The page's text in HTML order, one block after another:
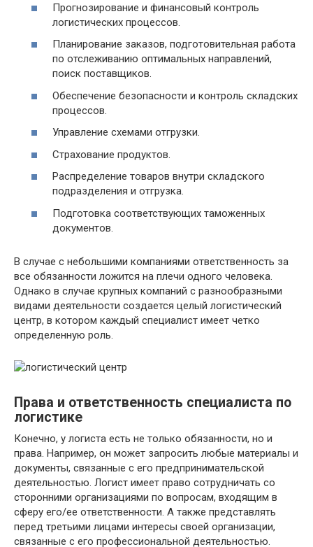
Прогнозирование и финансовый контроль
логистических процессов.
Планирование заказов, подготовительная работа
по отслеживанию оптимальных направлений,
поиск поставщиков.
Обеспечение безопасности и контроль складских
процессов.
Управление схемами отгрузки.
Страхование продуктов.
Распределение товаров внутри складского
подразделения и отгрузка.
Подготовка соответствующих таможенных
документов.
В случае с небольшими компаниями ответственность за
все обязанности ложится на плечи одного человека.
Однако в случае крупных компаний с разнообразными
видами деятельности создается целый логистический
центр, в котором каждый специалист имеет четко
определенную роль.
Права и ответственность специалиста по
логистике
Конечно, у логиста есть не только обязанности, но и
права. Например, он может запросить любые материалы и
документы, связанные с его предпринимательской
деятельностью. Логист имеет право сотрудничать со
сторонними организациями по вопросам, входящим в
сферу его/ее ответственности. А также представлять
перед третьими лицами интересы своей организации,
связанные с его профессиональной деятельностью.